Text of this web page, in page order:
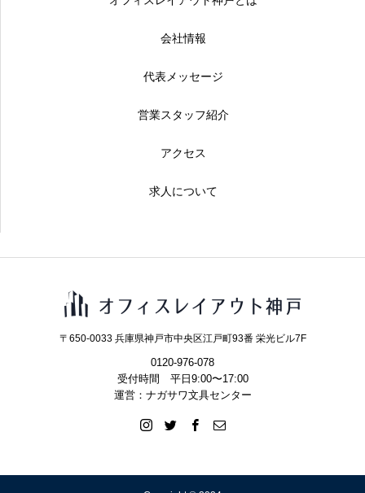
会社情報
代表メッセージ
営業スタッフ紹介
アクセス
求人について
〒650-0033 兵庫県神戸市中央区江戸町93番 栄光ビル7F
0120-976-078
受付時間 平日9:00〜17:00
運営：ナガサワ文具センター